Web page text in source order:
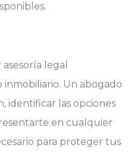
legal
inmobiliario. Un abogado
identificar las opciones
en cualquier
para proteger tus